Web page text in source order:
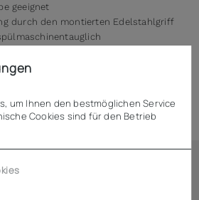
geeignet
durch den montierten Edelstahlgriff
um Ihnen den bestmöglichen Service
Cookies sind für den Betrieb